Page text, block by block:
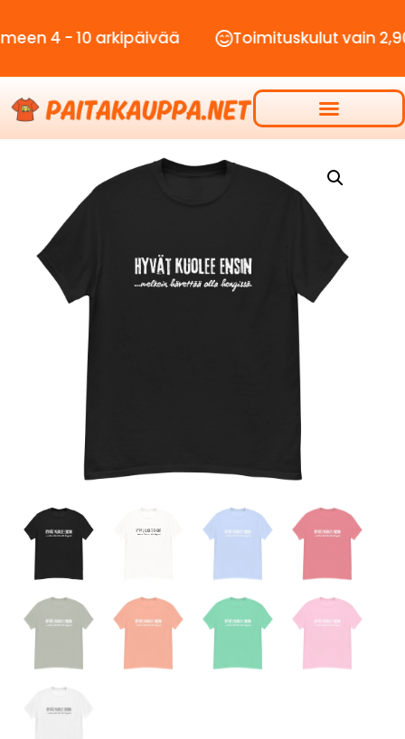
- 10 arkipäivää Toimituskulut vain 2,90€